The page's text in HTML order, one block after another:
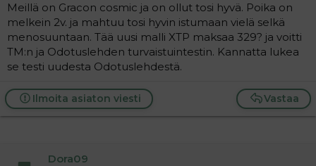
Meillä on Gracon cosmic ja on ollut tosi hyvä. Poika on
melkein 2v. ja mahtuu tosi hyvin istumaan vielä selkä
menosuuntaan. Tää uusi malli XTP maksaa 329? ja voitti
TM:n ja Odotuslehden turvaistuintestin. Kannatta lukea
se testi uudesta Odotuslehdestä.
Vastaa
Ilmoita asiaton viesti
Dora09